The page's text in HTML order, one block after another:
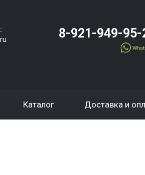
8-921-949-95-
Каталог Доставка и